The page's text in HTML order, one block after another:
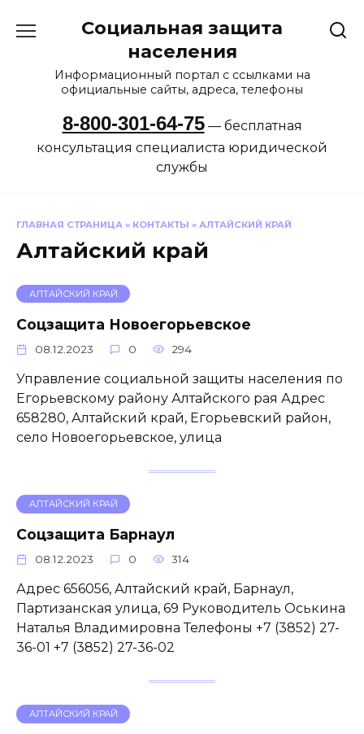
Социальная защита
населения
Информационный портал с ссылками на
официальные сайты, адреса, телефоны
8-800-301-64-75— бесплатная
консультация специалиста юридической
службы
ГЛАВНАЯ СТРАНИЦА » КОНТАКТЫ » АЛТАЙСКИЙ КРАЙ
Алтайский край
АЛТАЙСКИЙ КРАЙ
Соцзащита Новоегорьевское
08.12.2023 0 294
Управление социальной защиты населения по
Егорьевскому району Алтайского рая Адрес
658280, Алтайский край, Егорьевский район,
село Новоегорьевское, улица
АЛТАЙСКИЙ КРАЙ
Соцзащита Барнаул
08.12.2023 0 314
Адрес 656056, Алтайский край, Барнаул,
Партизанская улица, 69 Руководитель Оськина
Наталья Владимировна Телефоны +7 (3852) 27-
36-01 +7 (3852) 27-36-02
АЛТАЙСКИЙ КРАЙ